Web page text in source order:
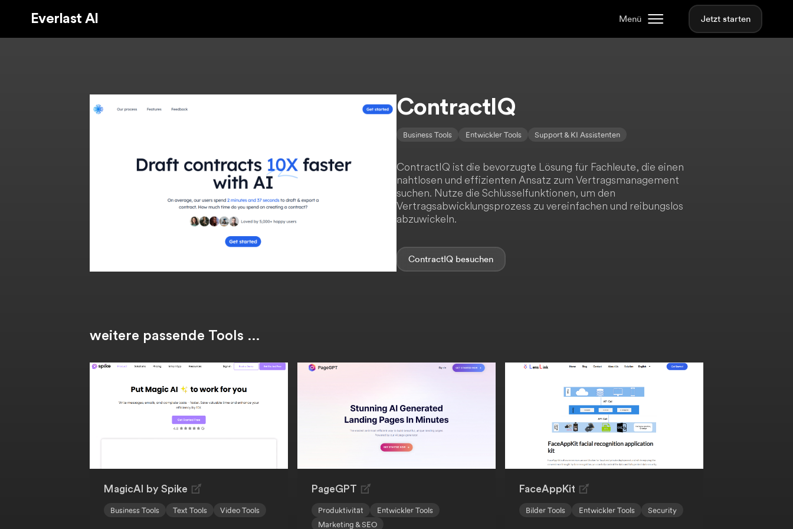
Everlast AI Menü Jetzt starten
ContractIQ
Business Tools Entwickler Tools Support & KI Assistenten
ContractIQ ist die bevorzugte Lösung für Fachleute, die einen
nahtlosen und effizienten Ansatz zum Vertragsmanagement
suchen. Nutze die Schlüsselfunktionen, um den
Vertragsabwicklungsprozess zu vereinfachen und reibungslos
abzuwickeln.
ContractIQ
weitere passende Tools …
MagicAI by Spike
Business Tools Text Tools Video Tools
PageGPT
Produktivität
Entwickler Tools
Marketing & SEO
FaceAppKit
Bilder Tools Entwickler Tools Security